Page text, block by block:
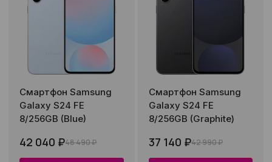
Смартфон Samsung
Galaxy S24 FE
8/256GB (Blue)
42 040 ₽48 490 ₽
Смартфон Samsung
Galaxy S24 FE
8/256GB (Graphite)
37 140 ₽42 990 ₽